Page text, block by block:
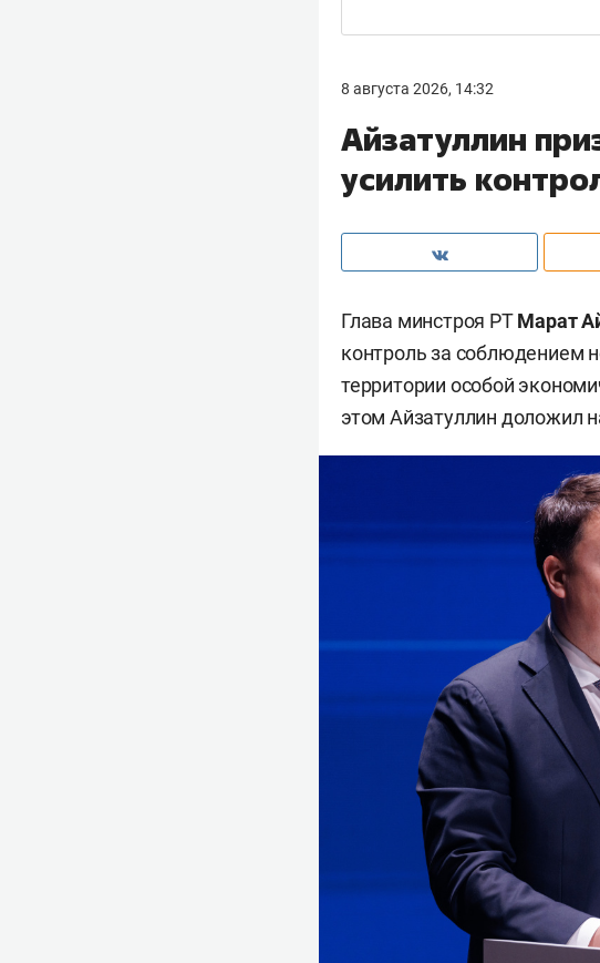
8 августа 2026, 14:32
Айзатуллин
усилить
Глава минстроя РТМарат
контроль за соблюдением
территории особой
этом Айзатуллин доложил